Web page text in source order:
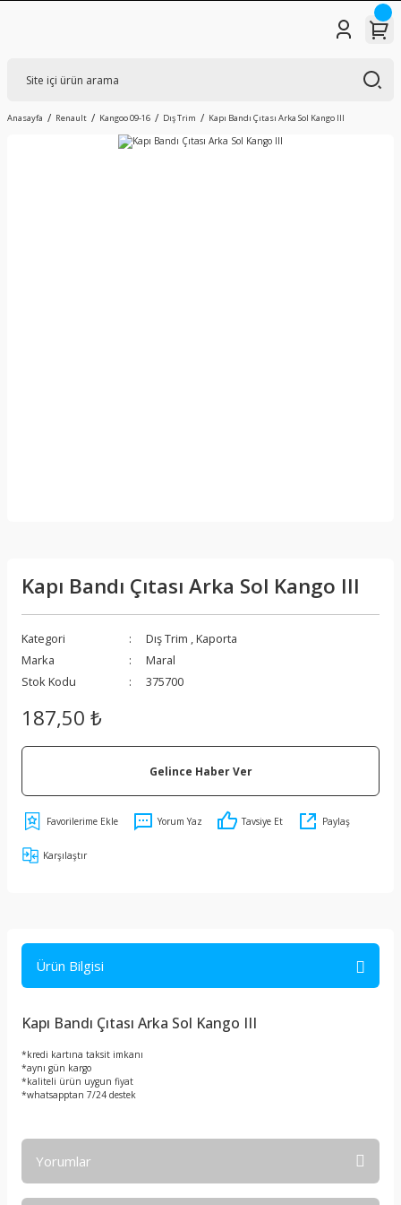
Anasayfa Renault Kangoo 09-16 Dış Trim Kapı Bandı Çıtası Arka Sol Kango III
Kapı Bandı Çıtası Arka Sol Kango III
Kategori Dış Trim ,Kaporta
Marka
Maral
Stok Kodu
375700
187,50 ₺
Gelince Haber Ver
Yorum Yaz Tavsiye Et Paylaş
Karşılaştır
Ürün Bilgisi
Kapı Bandı Çıtası Arka Sol Kango III
*kredi kartına taksit imkanı
*aynı gün kargo
*kaliteli ürün uygun fiyat
*whatsapptan 7/24 destek
Yorumlar